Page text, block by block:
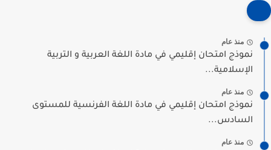
منذ عام
نموذج امتحان إقليمي في مادة اللغة العربية و التربية
الإسلامية...
منذ عام
نموذج امتحان إقليمي في مادة اللغة الفرنسية للمستوى
السادس...
منذ عام